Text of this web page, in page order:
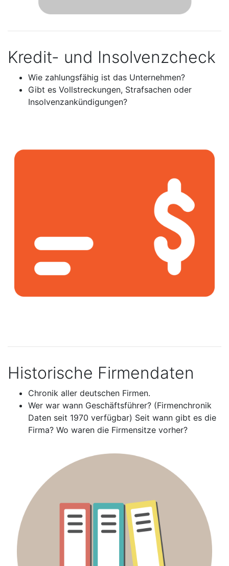
Kredit- und Insolvenzcheck
Wie zahlungsfähig ist das Unternehmen?
Gibt es Vollstreckungen, Strafsachen oder
Insolvenzankündigungen?
Historische Firmendaten
Chronik aller deutschen Firmen.
Wer war wann Geschäftsführer? (Firmenchronik
Daten seit 1970 verfügbar) Seit wann gibt es die
Firma? Wo waren die Firmensitze vorher?